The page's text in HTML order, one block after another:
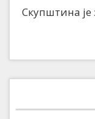
Скупштина је